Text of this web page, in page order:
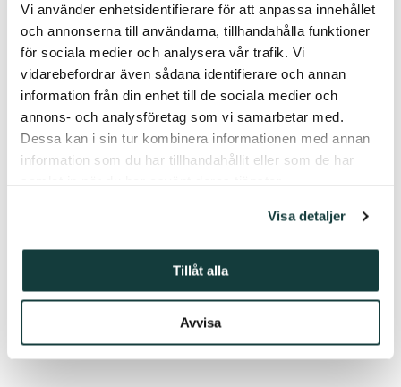
Vi använder enhetsidentifierare för att anpassa innehållet
och annonserna till användarna, tillhandahålla funktioner
för sociala medier och analysera vår trafik. Vi
vidarebefordrar även sådana identifierare och annan
information från din enhet till de sociala medier och
annons- och analysföretag som vi samarbetar med.
Dessa kan i sin tur kombinera informationen med annan
information som du har tillhandahållit eller som de har
Visa detaljer
Tillåt alla
Avvisa
Åbo Akademis interna spetsenheter,
forskar- och doktorandstipendiersamt
doktorandanställningar,
specifika satsningar t.ex. på infrastruktur, nyskapande
forskningsidéer och mobilitet.
forskningsfinansiering kan du
nina.blom@stiftelsenabo.fi
Tfn: 050 325 6008